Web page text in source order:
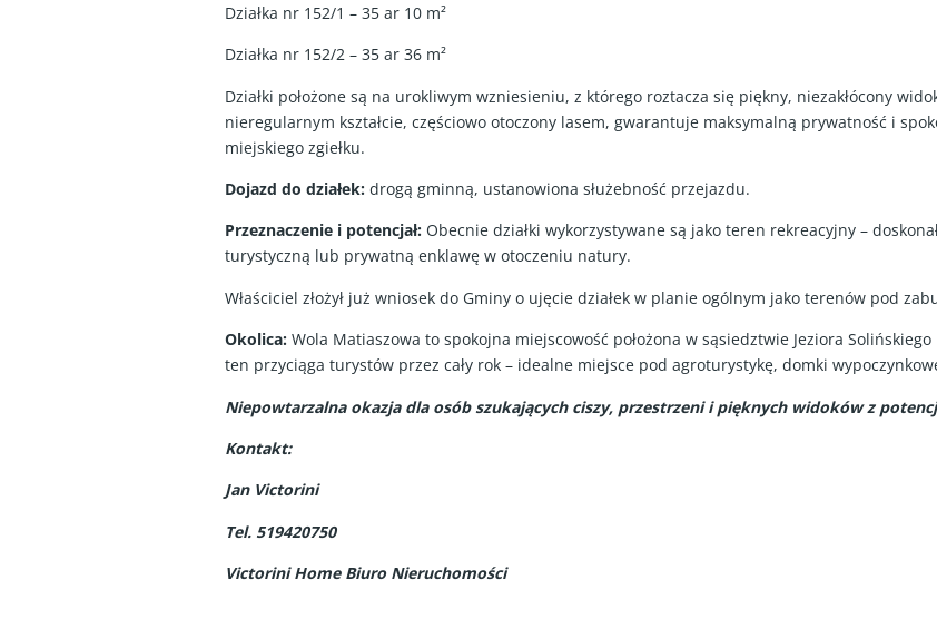
Działka nr 152/1 – 35 ar 10 m²
Działka nr 152/2 – 35 ar 36 m²
Działki położone są na urokliwym wzniesieniu, z którego roztacza się piękny, niezakłócony
nieregularnym kształcie, częściowo otoczony lasem, gwarantuje maksymalną prywatność i
miejskiego zgiełku.
Dojazd do działek: drogą gminną, ustanowiona służebność przejazdu.
Przeznaczenie i potencjał: Obecnie działki wykorzystywane są jako teren rekreacyjny –
turystyczną lub prywatną enklawę w otoczeniu natury.
Właściciel złożył już wniosek do Gminy o ujęcie działek w planie ogólnym jako terenów pod
Okolica: Wola Matiaszowa to spokojna miejscowość położona w sąsiedztwie Jeziora
ten przyciąga turystów przez cały rok – idealne miejsce pod agroturystykę, domki
Niepowtarzalna okazja dla osób szukających ciszy, przestrzeni i pięknych widoków z
Kontakt:
Jan Victorini
Tel. 519420750
Victorini Home Biuro Nieruchomości